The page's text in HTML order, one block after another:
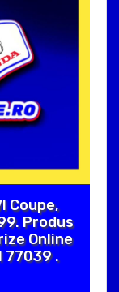
Coupe,
Produs
Online
77039 .